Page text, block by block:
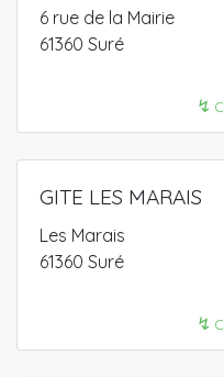
6 rue de la Mairie
61360 Suré
↯
GITE LES MARAIS
Les Marais
61360 Suré
↯